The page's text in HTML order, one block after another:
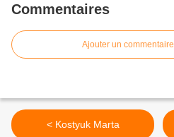
Commentaires
Ajouter un commentaire
< Kostyuk Marta